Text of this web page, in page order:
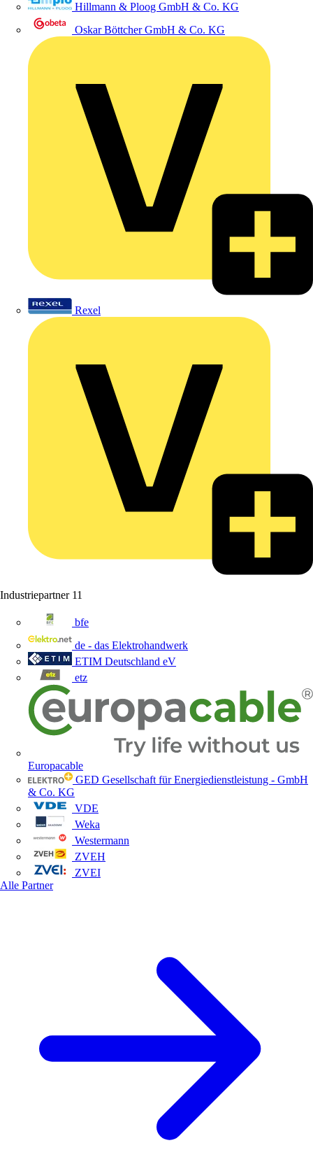
Hillmann & Ploog GmbH & Co. KG
Oskar Böttcher GmbH & Co. KG
Rexel
Industriepartner 11
bfe
de - das Elektrohandwerk
ETIM Deutschland eV
etz
Europacable
GED Gesellschaft für Energiedienstleistung - GmbH
& Co. KG
VDE
Weka
Westermann
ZVEH
ZVEI
Alle Partner